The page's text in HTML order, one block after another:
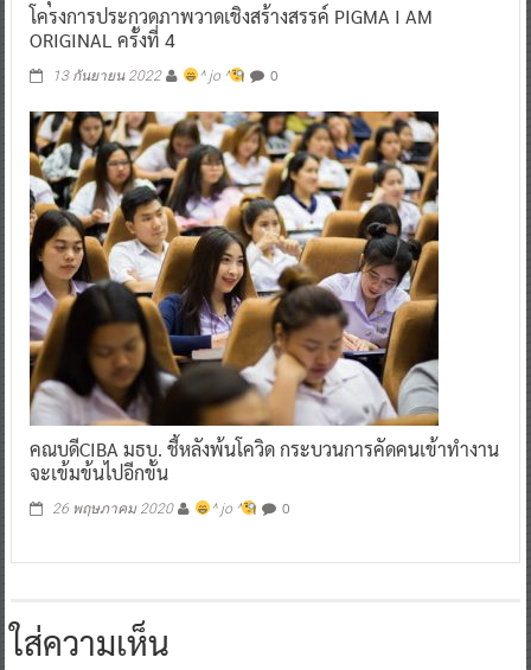
โครงการประกวดภาพวาดเชิงสร้างสรรค์ PIGMA I AM
ORIGINAL ครั้งที่ 4
13 กันยายน 2022 ^ jo ^ 0
คณบดีCIBA มธบ. ชี้หลังพ้นโควิด กระบวนการคัดคนเข้าทำงาน
จะเข้มข้นไปอีกขั้น
26 พฤษภาคม 2020 ^ jo ^ 0
ใส่ความเห็น